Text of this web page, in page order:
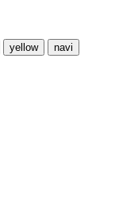
yellow
navi